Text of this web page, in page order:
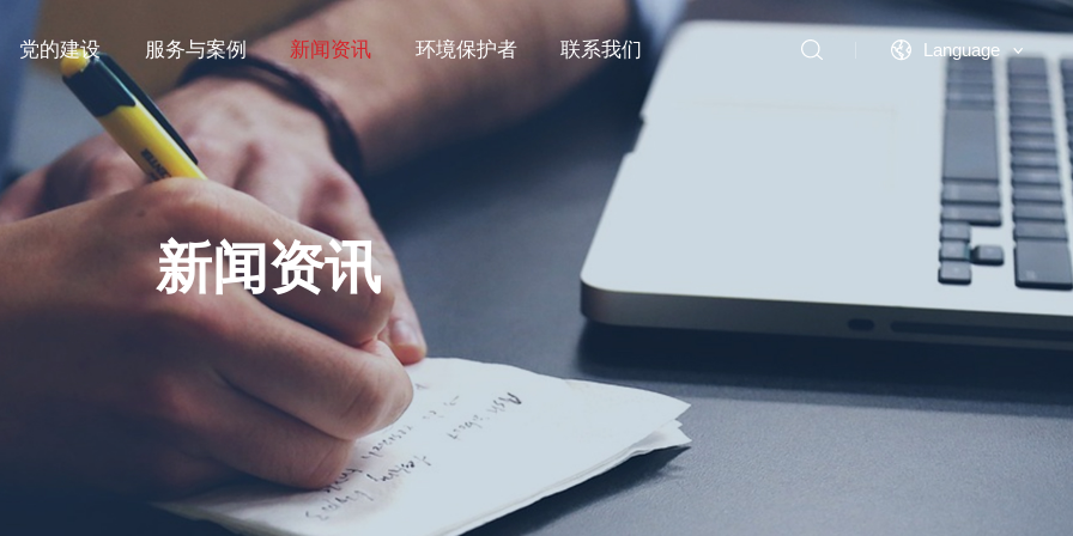
党的建设 服务与案例 新闻资讯 环境保护者 联系我们 Language
新闻资讯